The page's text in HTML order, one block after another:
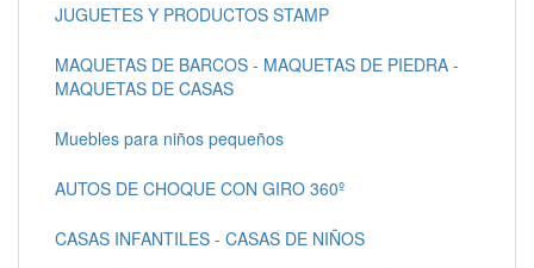
JUGUETES Y PRODUCTOS STAMP
MAQUETAS DE BARCOS - MAQUETAS DE PIEDRA -
MAQUETAS DE CASAS
Muebles para niños pequeños
AUTOS DE CHOQUE CON GIRO 360º
CASAS INFANTILES - CASAS DE NIÑOS